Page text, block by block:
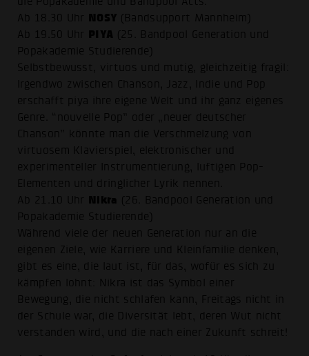
Ab 18.30 Uhr NOSY (Bandsupport Mannheim)
Ab 19.50 Uhr PIYA (25. Bandpool Generation und
Popakademie Studierende)
Selbstbewusst, virtuos und mutig, gleichzeitig fragil:
Irgendwo zwischen Chanson, Jazz, Indie und Pop
erschafft piya ihre eigene Welt und ihr ganz eigenes
Genre. “nouvelle Pop” oder „neuer deutscher
Chanson” könnte man die Verschmelzung von
virtuosem Klavierspiel, elektronischer und
experimenteller Instrumentierung, luftigen Pop-
Elementen und dringlicher Lyrik nennen.
Ab 21.10 Uhr Nikra (26. Bandpool Generation und
Popakademie Studierende)
Während viele der neuen Generation nur an die
eigenen Ziele, wie Karriere und Kleinfamilie denken,
gibt es eine, die laut ist, für das, wofür es sich zu
kämpfen lohnt: Nikra ist das Symbol einer
Bewegung, die nicht schlafen kann, Freitags nicht in
der Schule war, die Diversität lebt, deren Wut nicht
verstanden wird, und die nach einer Zukunft schreit!